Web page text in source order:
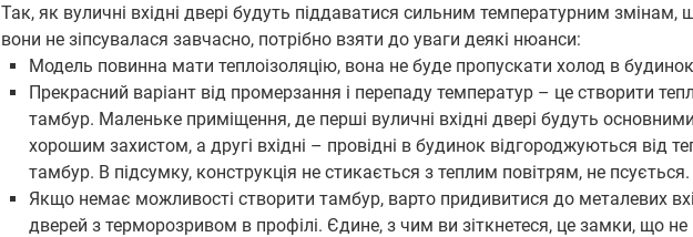
Так, як вуличні вхідні двері будуть піддаватися сильним температурним змінам,
вони не зіпсувалася завчасно, потрібно взяти до уваги деякі нюанси:
Модель повинна мати теплоізоляцію, вона не буде пропускати холод в
Прекрасний варіант від промерзання і перепаду температур – це створити
тамбур. Маленьке приміщення, де перші вуличні вхідні двері будуть
хорошим захистом, а другі вхідні – провідні в будинок відгороджуються від
тамбур. В підсумку, конструкція не стикається з теплим повітрям, не псується.
Якщо немає можливості створити тамбур, варто придивитися до металевих
дверей з терморозривом в профілі. Єдине, з чим ви зіткнетеся, це замки, що не